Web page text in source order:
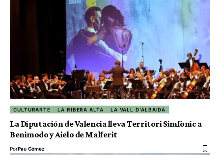
CULTURARTE LA RIBERA ALTA LA VALL D'ALBAIDA
La Diputación de Valencia lleva Territori Simfònic a
Benimodo y Aielo de Malferit
PorPau Gómez